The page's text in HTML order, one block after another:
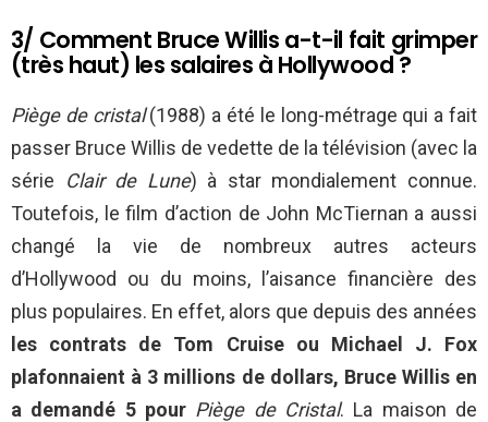
3/ Comment Bruce Willis a-t-il fait grimper
(très haut) les salaires à Hollywood ?
Piège de cristal(1988) a été le long-métrage qui a fait
passer Bruce Willis de vedette de la télévision (avec la
série
Clair de Lune) à star mondialement connue.
Toutefois, le film d’action de John McTiernan a aussi
changé la vie de nombreux autres acteurs
d’Hollywood ou du moins, l’aisance financière des
plus populaires. En effet, alors que depuis des années
les contrats de Tom Cruise ou Michael J. Fox
plafonnaient à 3 millions de dollars, Bruce Willis en
a demandé 5 pour Piège de Cristal. La maison de